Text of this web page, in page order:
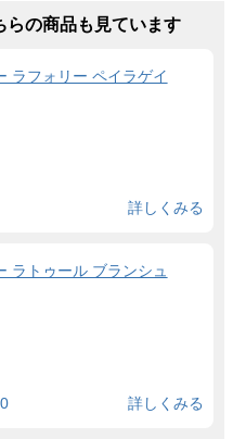
らの商品も見ています
ラフォリー ペイラゲイ
詳しくみる
ラトゥール ブランシュ
詳しくみる